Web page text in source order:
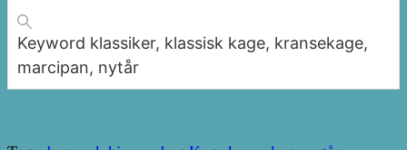
Keyword klassiker, klassisk kage, kransekage,
marcipan, nytår